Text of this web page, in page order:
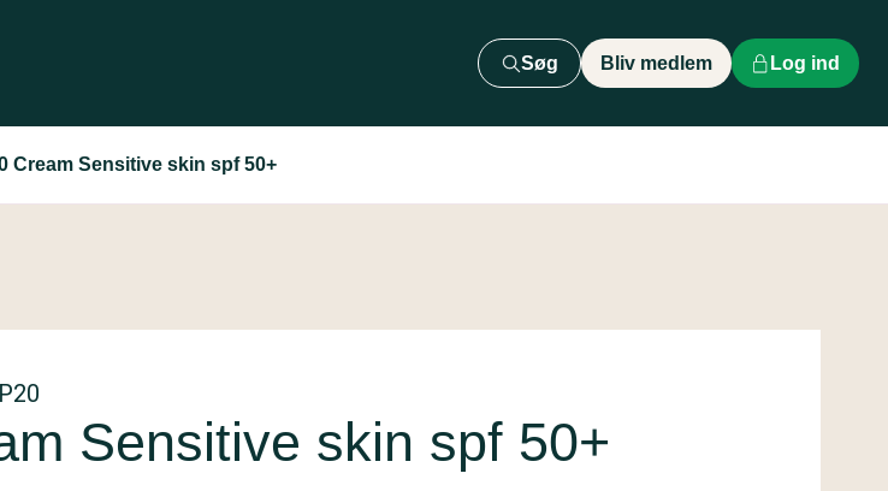
Søg Bliv medlem Log ind
Cream Sensitive skin spf 50+
Sensitive skin spf 50+